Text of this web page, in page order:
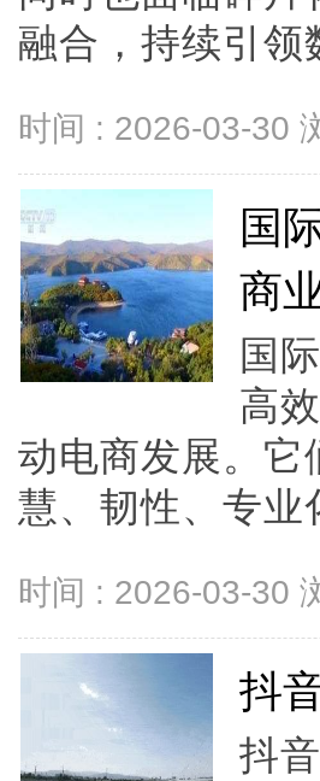
融合，持续引
时间 : 2026-03-30
国
商
国
高
动电商发展。它
慧、韧性、专业
时间 : 2026-03-30
抖
抖